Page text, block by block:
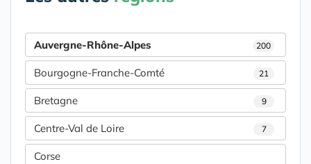
Auvergne-Rhône-Alpes 200
Bourgogne-Franche-Comté 21
Bretagne 9
Centre-Val de Loire 7
Corse